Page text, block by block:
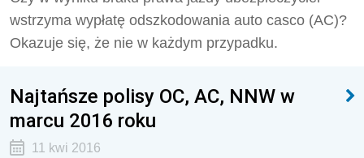
wstrzyma wypłatę odszkodowania auto casco (AC)?
Okazuje się, że nie w każdym przypadku.
Najtańsze polisy OC, AC, NNW w
marcu 2016 roku
11 kwi 2016